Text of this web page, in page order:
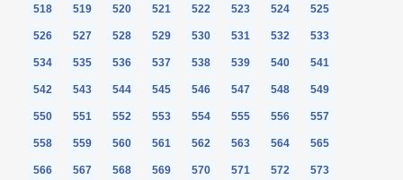
518 519 520 521 522 523 524 525
526 527 528 529 530 531 532 533
534 535 536 537 538 539 540 541
542 543 544 545 546 547 548 549
550 551 552 553 554 555 556 557
558 559 560 561 562 563 564 565
566 567 568 569 570 571 572 573